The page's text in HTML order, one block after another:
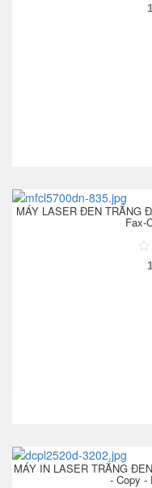
MÁY LASER ĐEN TRẮNG
Fax-
MÁY IN LASER TRẮNG
- Copy -